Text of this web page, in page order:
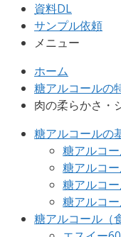
資料DL
サンプル依頼
メニュー
ホーム
糖アルコールの
肉の柔らかさ・
糖アルコールの
糖アルコ
糖アルコ
糖アルコ
糖アルコ
糖アルコール（